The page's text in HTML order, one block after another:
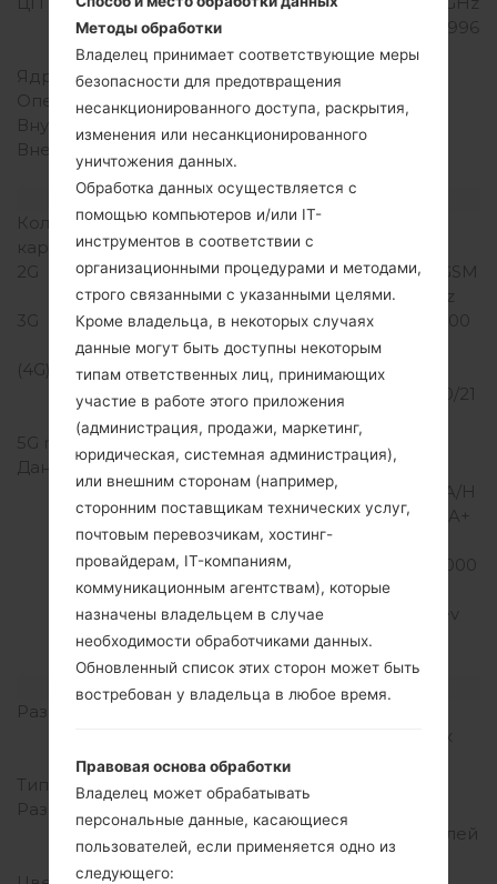
Kryo Qualcomm MSM8996
Snapdragon 820
Ядра процессора
Четырехъядерный
Оперативная память
4GB
Внутренняя память
Внешняя память
microSD, до 256 GB
Сеть и данные
Количество мест для сим
карты
1 Нано SIM
2G
CDMA 800/1900 MHz, GSM
850/900/1800/1900 MHz
3G
UMTS 850/1700/1900/2100
MHz
(4G) LTE
LTE
700/850/1700/1800/1900/21
5G network
Данные
GPRS/GPRS
C12/EDGE/UMTS/HSUPA/H
SUPA 5.8/HSDPA/HSDPA+
21.1/Dc-HSDPA
42.2/cdmaOne/CDMA2000
1x/CDMA 1xEv-DO/
CDMA2000 1xEv-DO Rev
A/ CDMA2000 1xEv-DO
Rev B/LTE
Дисплей
Размер экрана
соотношение экрана к
телу)
Тип экрана
IPS LCD
Разрешение экрана
(~554 плотность пикселей
на дюйм)
Методы обработки
Владелец принимает соответствующие меры
безопасности для предотвращения
несанкционированного доступа, раскрытия,
изменения или несанкционированного
уничтожения данных.
Обработка данных осуществляется с
помощью компьютеров и/или IT-
инструментов в соответствии с
организационными процедурами и методами,
строго связанными с указанными целями.
Кроме владельца, в некоторых случаях
данные могут быть доступны некоторым
типам ответственных лиц, принимающих
участие в работе этого приложения
(администрация, продажи, маркетинг,
юридическая, системная администрация),
или внешним сторонам (например,
сторонним поставщикам технических услуг,
почтовым перевозчикам, хостинг-
провайдерам, IT-компаниям,
коммуникационным агентствам), которые
назначены владельцем в случае
необходимости обработчиками данных.
Обновленный список этих сторон может быть
востребован у владельца в любое время.
Правовая основа обработки
Владелец может обрабатывать
персональные данные, касающиеся
пользователей, если применяется одно из
следующего: